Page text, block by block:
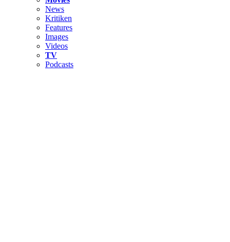
News
Kritiken
Features
Images
Videos
TV
Podcasts